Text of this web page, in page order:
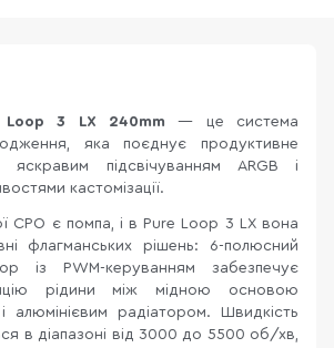
3 LX 240mm — це система
яка поєднує продуктивне
підсвічуванням ARGB і
кастомізації.
СРО є помпа, і в Pure Loop 3 LX вона
флагманських рішень: 6-полюсний
із PWM-керуванням забезпечує
рідини між мідною основою
алюмінієвим радіатором. Швидкість
в діапазоні від 3000 до 5500 об/хв,